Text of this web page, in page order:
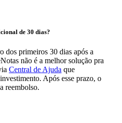
de 30 dias?
dos primeiros 30 dias após a
não é a melhor solução pra
Central de Ajuda que
Após esse prazo, o
reembolso.